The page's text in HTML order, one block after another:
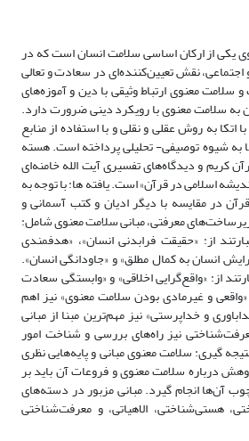
یکی از ارکان اساسی سلامت انسان است که در
نقش تعیین‌کننده‌ای در سعادت و تعالی
سلامت معنوی ارتباط وثیقی با دین و آموزه‌های
به سلامت معنوی با رویکرد دینی ضرورت دارد.
به روش عقلی و نقلی و با استفاده از منابع
به شیوه توصیفی- تحلیلی پرداخته است. هسته
کریم و دیدگاه‌های تفسیری آیت الله خامنه‌ای
اسلامی در قرآن» است. یافته ها: با توجه به
در مقایسه با دیگر ادیان و کتب آسمانی و
زیرساخت‌های معرفتی، مبانی سلامت معنوی شامل:
از: «حقیقت فرابدنی انسان»، «هدفمندی
انسان به کمال مطلق» و «جاودانگی انسان».
از: «واقع‌گرایی اخلاقی» و «وابستگی سعادت
و غیرمادی بودن سلامت معنوی» نیز اهم
و خداپرستی» نیز مهم‌ترین مبنا از مبانی
نیز راه‌های بررسی و شناخت امور
گیری: سلامت معنوی مبانی و پایه‌هایی نظری
درباره سلامت معنوی و فروعات آن باید بر
آن‌ها انجام گیرد. مبانی مزبور در دسته‌های
هستی‌شناختی، الاهیاتی، و معرفت‌شناختی